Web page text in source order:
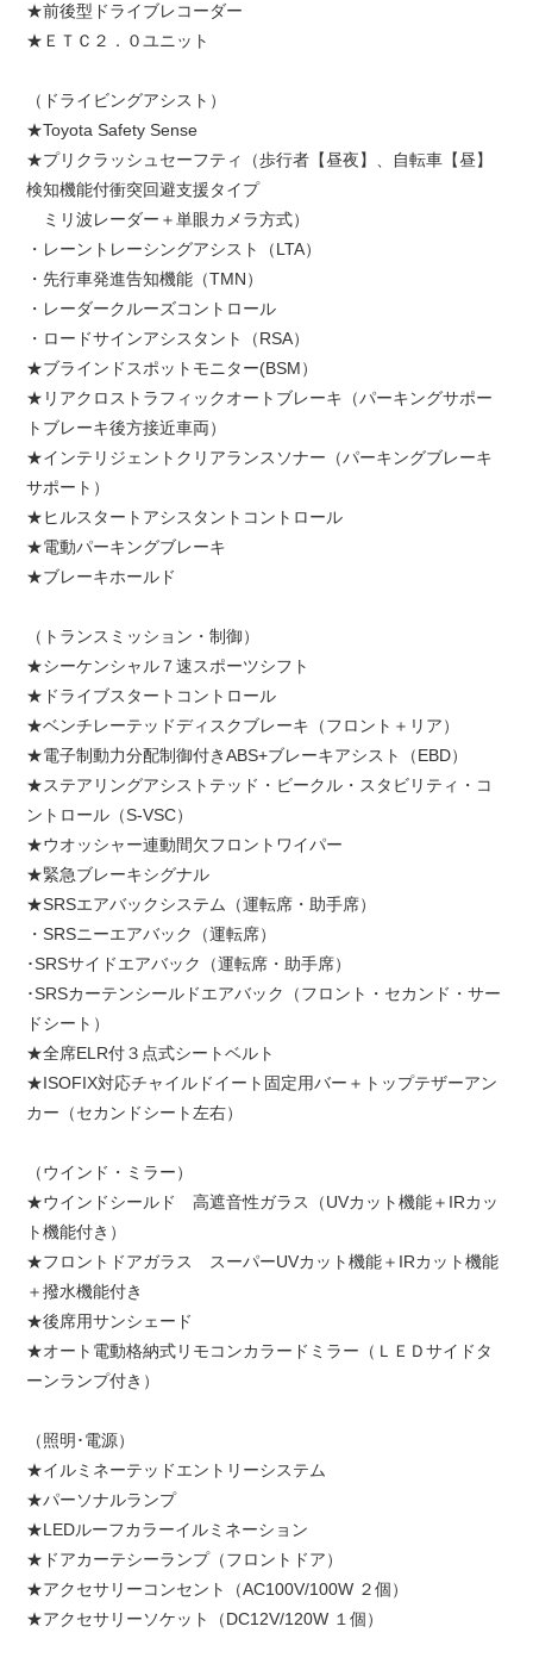
★前後型ドライブレコーダー
★ＥＴＣ２．０ユニット
（ドライビングアシスト）
★Toyota Safety Sense
★プリクラッシュセーフティ（歩行者【昼夜】、自転車【昼】
検知機能付衝突回避支援タイプ
ミリ波レーダー＋単眼カメラ方式）
・レーントレーシングアシスト（LTA）
・先行車発進告知機能（TMN）
・レーダークルーズコントロール
・ロードサインアシスタント（RSA）
★ブラインドスポットモニター(BSM）
★リアクロストラフィックオートブレーキ（パーキングサポー
トブレーキ後方接近車両）
★インテリジェントクリアランスソナー（パーキングブレーキ
サポート）
★ヒルスタートアシスタントコントロール
★電動パーキングブレーキ
★ブレーキホールド
（トランスミッション・制御）
★シーケンシャル７速スポーツシフト
★ドライブスタートコントロール
★ベンチレーテッドディスクブレーキ（フロント＋リア）
★電子制動力分配制御付きABS+ブレーキアシスト（EBD）
★ステアリングアシストテッド・ビークル・スタビリティ・コ
ントロール（S-VSC）
★ウオッシャー連動間欠フロントワイパー
★緊急ブレーキシグナル
★SRSエアバックシステム（運転席・助手席）
・SRSニーエアバック（運転席）
･SRSサイドエアバック（運転席・助手席）
･SRSカーテンシールドエアバック（フロント・セカンド・サー
ドシート）
★全席ELR付３点式シートベルト
★ISOFIX対応チャイルドイート固定用バー＋トップテザーアン
カー（セカンドシート左右）
（ウインド・ミラー）
★ウインドシールド 高遮音性ガラス（UVカット機能＋IRカッ
ト機能付き）
★フロントドアガラス スーパーUVカット機能＋IRカット機能
＋撥水機能付き
★後席用サンシェード
★オート電動格納式リモコンカラードミラー（ＬＥＤサイドタ
ーンランプ付き）
（照明･電源）
★イルミネーテッドエントリーシステム
★パーソナルランプ
★LEDルーフカラーイルミネーション
★ドアカーテシーランプ（フロントドア）
★アクセサリーコンセント（AC100V/100W ２個）
★アクセサリーソケット（DC12V/120W １個）